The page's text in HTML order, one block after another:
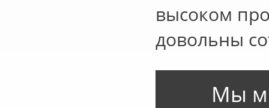
высоком
довольны
Мы